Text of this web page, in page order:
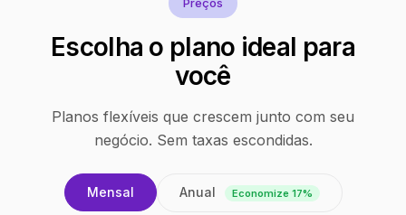
Escolha o plano ideal para
você
Planos flexíveis que crescem junto com seu
negócio. Sem taxas escondidas.
Mensal Anual Economize 17%